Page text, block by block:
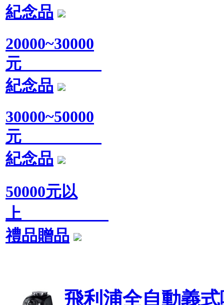
紀念品
20000~30000
元
紀念品
30000~50000
元
紀念品
50000元以
上
禮品贈品
飛利浦全自動義